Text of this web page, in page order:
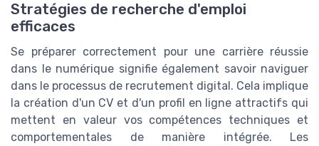
Stratégies de recherche d'emploi
efficaces
Se préparer correctement pour une carrière réussie
dans le numérique signifie également savoir naviguer
dans le processus de recrutement digital. Cela implique
la création d'un CV et d'un profil en ligne attractifs qui
mettent en valeur vos compétences techniques et
comportementales de manière intégrée. Les